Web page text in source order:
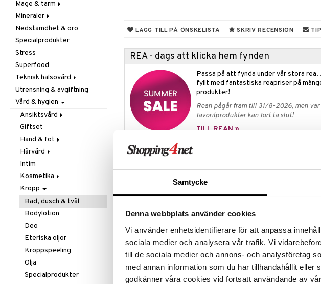
Samtycke
Denna webbplats använder cookies
Vi använder enhetsidentifierare för att anpassa
sociala medier och analysera vår trafik. Vi
till de sociala medier och annons- och analysföretag
med annan information som du har tillhandahållit
godkänner våra cookies vid fortsatt användande av
LÄGG TILL PÅ ÖNSKELISTA SKRIV RECENSION
REA - dags att klicka hem fynden
Passa på att fynda under vår stora rea.
fyllt med fantastiska reapriser på
produkter!
Rean pågår fram till 31/8-2026, men
favoritprodukter kan fort ta slut!
TILL REAN »
Produktinfo
mjukgörande ekologiskt sheasmör rengör huden utan att torka
rogivande doft som för tankarna till de öppna lavendelfälten.
som handtvål. Dermatologiskt testad.
Artikelnr
HSGP1-WE-1
Lägsta pris senaste 30 dagarna: 85 kr
Vitlök
Marina fettsyror
Veg fettsyror
Prestation
Q-10
Rosenrot
Schizandra
Utvärtes
Bars
Choklad
Diverse
Drycker
Förvaring
Frukt, frö & nötter
Groddning
Kokos
Kryddor & buljong
Mjöl & bak
Nöt-& fröpasta
Olja & fett
Raw Food
Snacks
Sötning
Te
Mage & tarm
Drycker
Fibrer
Matsmältning
Syrareglerande
Tarm
Utrensning
Mineraler
Järn
Kalcium
Krom
Magnesium
Multimineraler
Övriga
Selen
Zink
Nedstämdhet & oro
Specialprodukter
Stress
Superfood
Teknisk hälsovård
Ljusterapi
Luftfuktare
Massage
Övrigt
Smärtlindring
Utrensning & avgiftning
Vård & hygien
Ansiktsvård
Cremer
Ögoncremer
Rakprodukter
Rengöring
Specialprodukter
Giftset
Hand & fot
Fotvård
Handvård
Tillbehör
Hårvård
Balsam
Schampo
Specialprodukter
Intim
Kosmetika
Hud
Läppar
Ögon
Kropp
Bad, dusch & tvål
Bodylotion
Deo
Eteriska oljor
Kroppspeeling
Olja
Specialprodukter